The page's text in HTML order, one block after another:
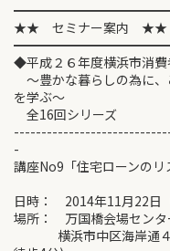
★★ セミナー案
◆平成２６年度横浜市消
～豊かな暮らしの為に
を学ぶ～
全16回シリーズ
-
講座No9「住宅ローンのリ
日時： 2014年11月22日
場所： 万国橋会場センタ
横浜市中区海岸通４